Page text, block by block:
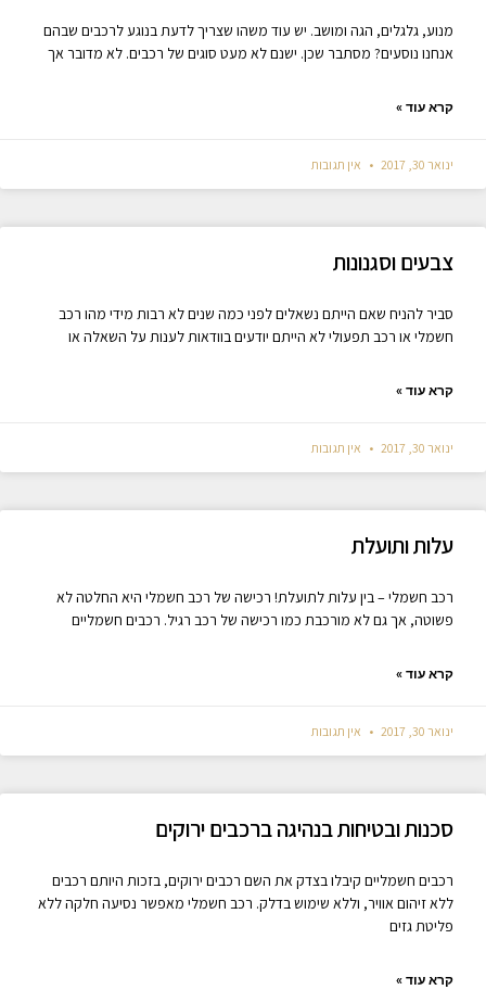
מנוע, גלגלים, הגה ומושב. יש עוד משהו שצריך לדעת בנוגע לרכבים שבהם
אנחנו נוסעים? מסתבר שכן. ישנם לא מעט סוגים של רכבים. לא מדובר אך
קרא עוד »
ינואר 30, 2017 אין תגובות
צבעים וסגנונות
סביר להניח שאם הייתם נשאלים לפני כמה שנים לא רבות מידי מהו רכב
חשמלי או רכב תפעולי לא הייתם יודעים בוודאות לענות על השאלה או
קרא עוד »
ינואר 30, 2017 אין תגובות
עלות ותועלת
רכב חשמלי – בין עלות לתועלת! רכישה של רכב חשמלי היא החלטה לא
פשוטה, אך גם לא מורכבת כמו רכישה של רכב רגיל. רכבים חשמליים
קרא עוד »
ינואר 30, 2017 אין תגובות
סכנות ובטיחות בנהיגה ברכבים ירוקים
רכבים חשמליים קיבלו בצדק את השם רכבים ירוקים, בזכות היותם רכבים
ללא זיהום אוויר, וללא שימוש בדלק. רכב חשמלי מאפשר נסיעה חלקה ללא
פליטת גזים
קרא עוד »